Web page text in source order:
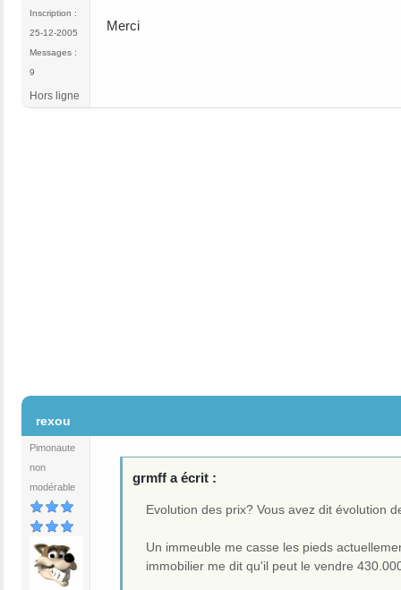
Inscription :
25-12-2005
Messages :
9
Merci
Hors ligne
rexou
Pimonaute
non
modérable
grmff a écrit :
Evolution des prix? Vous avez dit évolution
Un immeuble me casse les pieds
immobilier me dit qu'il peut le vendre